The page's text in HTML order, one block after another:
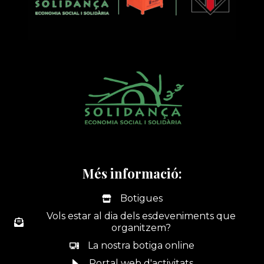
Més informació:
Botigues
Vols estar al dia dels esdeveniments que
organitzem?
La nostra botiga online